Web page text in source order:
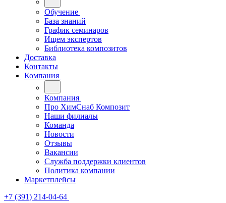
Обучение
База знаний
График семинаров
Ищем экспертов
Библиотека композитов
Доставка
Контакты
Компания
Компания
Про ХимСнаб Композит
Наши филиалы
Команда
Новости
Отзывы
Вакансии
Служба поддержки клиентов
Политика компании
Маркетплейсы
+7 (391) 214-04-64